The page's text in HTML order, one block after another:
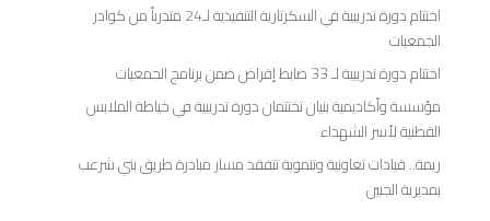
اختتام دورة تدريبية في السكرتارية التنفيذية لـ24 متدرباً من كوادر
الجمعيات
اختتام دورة تدريبية لـ 33 ضابط إقراض ضمن برنامج الجمعيات
مؤسسة وأكاديمية بنيان تختتمان دورة تدريبية في خياطة الملابس
القطنية لأسر الشهداء
ريمة.. قيادات تعاونية وتنموية تتفقد مسار مبادرة طريق بني شرعب
بمديرية الجبين